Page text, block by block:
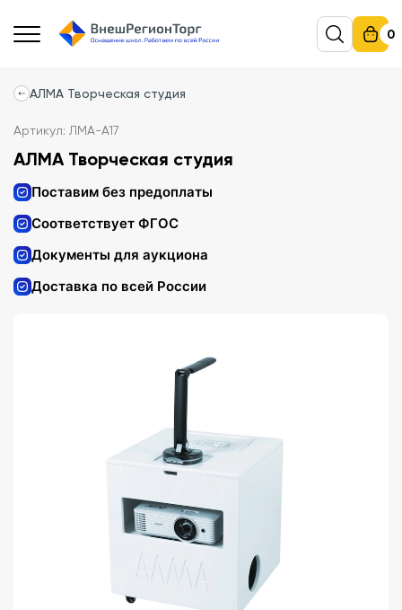
0
АЛМА Творческая студия
Артикул: ЛМА-А17
АЛМА Творческая студия
Поставим без предоплаты
Соответствует ФГОС
Документы для аукциона
Доставка по всей России